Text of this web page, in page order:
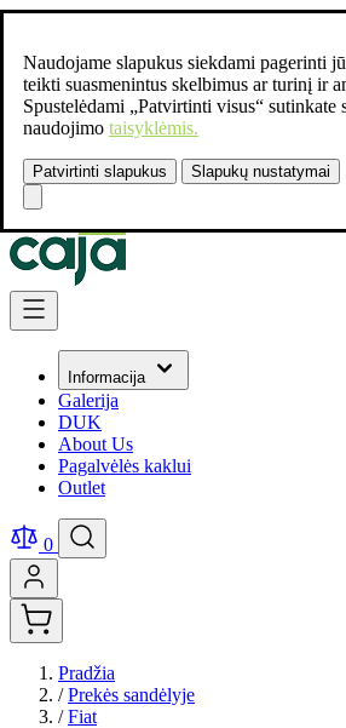
Naudojame slapukus siekdami pagerinti
teikti suasmenintus skelbimus ar turinį ir
Spustelėdami „Patvirtinti visus“ sutinkate
naudojimo taisyklėmis.
Patvirtinti slapukus Slapukų nustatymai
Susisiekite:
Skip to Content
Informacija
Galerija
DUK
About Us
Pagalvėlės kaklui
Outlet
0
Pradžia
/ Prekės sandėlyje
/ Fiat